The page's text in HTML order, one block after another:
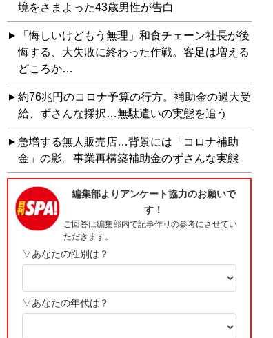
境をさまよった43歳男性が告白
「悔しいけどもう無理」和食チェーン社長が後
悔する、大失敗に終わった作戦。客足は増える
どころか…
約76兆円のコロナ予算の行方。補助金の過大受
給、ずさんな採択…無駄遣いの実態を追う
急増する無人販売店…背景には「コロナ補助
金」の影。事業再構築補助金のずさんな実態